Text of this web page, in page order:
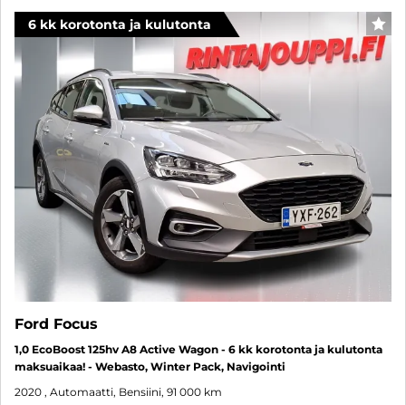
6 kk korotonta ja kulutonta
Ford Focus
1,0 EcoBoost 125hv A8 Active Wagon - 6 kk korotonta ja kulutonta
maksuaikaa! - Webasto, Winter Pack, Navigointi
2020 , Automaatti, Bensiini, 91 000 km